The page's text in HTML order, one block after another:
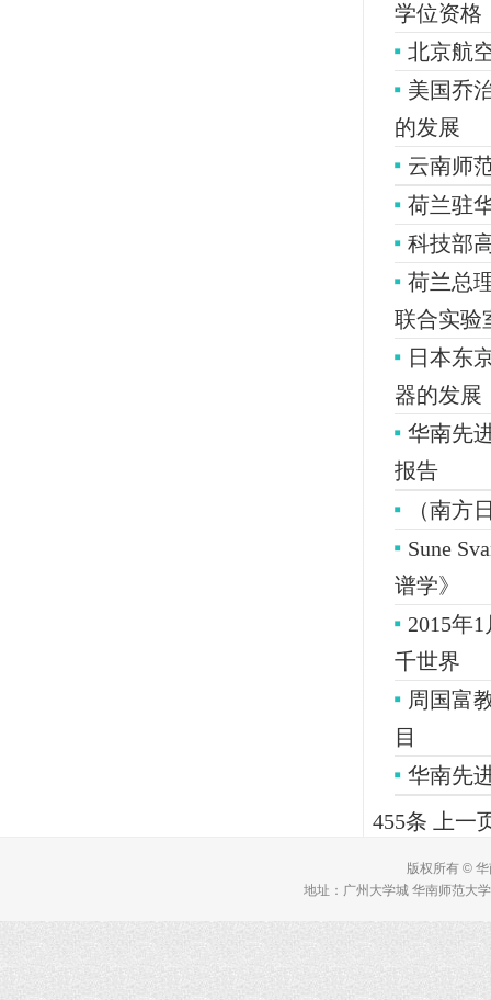
学位资格
北京航
美国乔
的发展
云南师
荷兰驻
科技部
荷兰总
联合实验
日本东
器的发展
华南先
报告
（南方
Sune
谱学》
2015年
千世界
周国富
目
华南先
455条
上一
版权所有 ©
地址：广州大学城 华南师范大